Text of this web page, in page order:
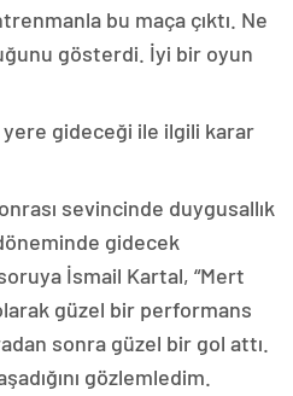
bu maça çıktı. Ne
gösterdi. İyi bir oyun
gideceği ile ilgili karar
sevincinde duygusallık
gidecek
İsmail Kartal, “Mert
güzel bir performans
sonra güzel bir gol attı.
gözlemledim.